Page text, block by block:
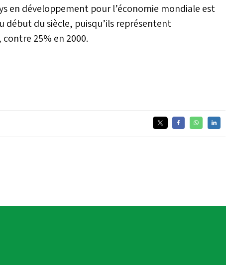
en développement pour l’économie mondiale est
début du siècle, puisqu’ils représentent
25% en 2000.